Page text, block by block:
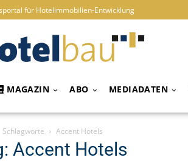
für Hotelimmobilien-Entwicklung
MAGAZIN ABO MEDIADATEN
Schlagworte Accent Hotels
Accent Hotels